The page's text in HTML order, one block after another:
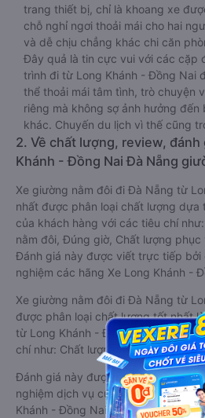
trang thiết bị, chỉ là khoang xe
chỗ nghỉ ngơi thoải mái cho hai
và dễ chịu chẳng khác chi căn
Đây quả là tin cực vui với các cặp
trình đi từ Long Khánh - Đồng Nai
thể thoải mái tâm tình, trò chuyện
riêng mà không sợ ảnh hưởng
khác. Chuyến du lịch vì thế cũng
2. Về chất lượng, review, đánh
Khánh - Đồng Nai Đà Nẵng
Xe giường nằm đôi đi Đà Nẵng từ
nhất được phân loại chất lượng dựa
của khách hàng với các tiêu chí
nằm đôi, Đúng giờ, Chất lượng phục
Đánh giá này được viết trực tiếp bởi
nghiệm các hãng Xe Long Khánh -
Xe giường nằm đôi đi Đà Nẵng từ
được phân loại chất lượng tốt nhất
từ Long Khánh - Đồng Nai đạt 4.7 /
chí như: Chất lượng xe, Đúng giờ,
Đánh giá này được viết trực tiếp bởi
nghiệm dịch vụ của các hãng xe
Khánh - Đồng Nai Đà Nẵng .